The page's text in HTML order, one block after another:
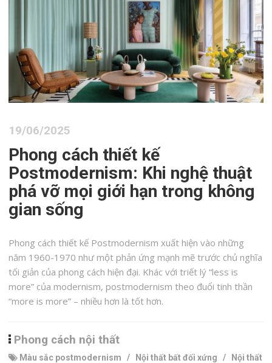
19/06/2025
Phong cách thiết kế
Postmodernism: Khi nghệ thuật
phá vỡ mọi giới hạn trong không
gian sống
Phong cách thiết kế Postmodernism xuất hiện vào những
năm 1960-1970 như một phản ứng mạnh mẽ trước chủ nghĩa
tối giản của phong cách hiện đại. Khác với triết lý “less is
more” của modernism, postmodernism theo đuổi tinh thần
“more is more” – nhiều hơn là tốt hơn.
Phong cách nội thất
Màu sắc postmodernism / Nội thất bất đối xứng /
Nội thất